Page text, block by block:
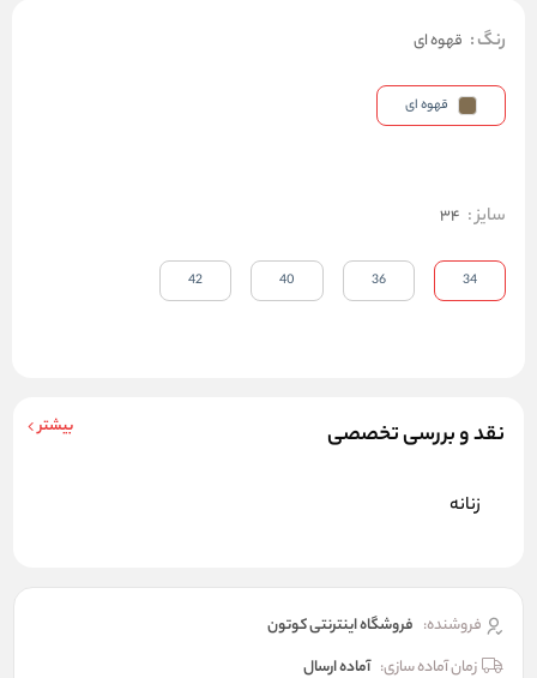
نقد و بررسی تخصصی بیشتر
زنانه
فروشنده: فروشگاه اینترنتی کوتون
زمان آماده سازی: آماده ارسال
رنگ: قهوه ای
قهوه ای
سایز:
34
34
36
40
42